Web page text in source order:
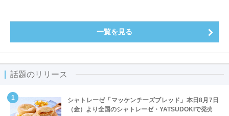
一覧を見る
話題のリリース
シャトレーゼ「マッケンチーズブレッド」本日8月7日
（金）より全国のシャトレーゼ・YATSUDOKIで発売